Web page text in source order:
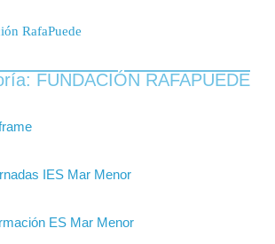
FUNDACIÓN RAFAPUEDE
IES Mar Menor
ES Mar Menor